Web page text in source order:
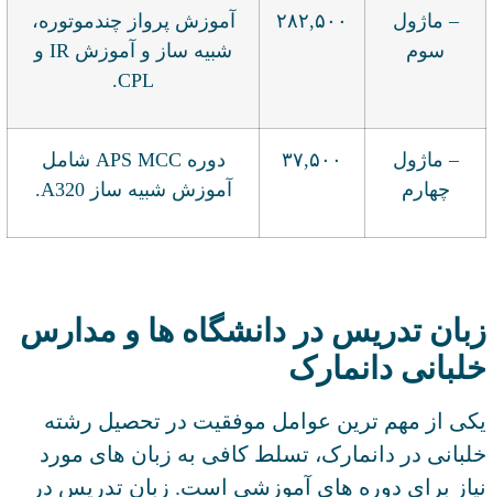
– ماژول
سوم
۲۸۲,۵۰۰
آموزش پرواز چندموتوره،
شبیه ساز و آموزش IR و
CPL.
– ماژول
چهارم
۳۷,۵۰۰
دوره APS MCC شامل
آموزش شبیه ساز A320.
زبان تدریس در دانشگاه ها و مدارس
خلبانی دانمارک
یکی از مهم ترین عوامل موفقیت در تحصیل رشته
خلبانی در دانمارک، تسلط کافی به زبان های مورد
نیاز برای دوره های آموزشی است. زبان تدریس در